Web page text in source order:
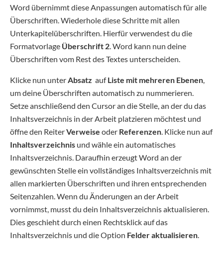
Word übernimmt diese Anpassungen automatisch für alle
Überschriften. Wiederhole diese Schritte mit allen
Unterkapitelüberschriften. Hierfür verwendest du die
Formatvorlage Überschrift 2. Word kann nun deine
Überschriften vom Rest des Textes unterscheiden.
Klicke nun unterAbsatz aufListe mit mehreren Ebenen,
um deine Überschriften automatisch zu nummerieren.
Setze anschließend den Cursor an die Stelle, an der du das
Inhaltsverzeichnis in der Arbeit platzieren möchtest und
öffne den ReiterVerweise oder Referenzen. Klicke nun auf
Inhaltsverzeichnis und wähle ein automatisches
Inhaltsverzeichnis. Daraufhin erzeugt Word an der
gewünschten Stelle ein vollständiges Inhaltsverzeichnis mit
allen markierten Überschriften und ihren entsprechenden
Seitenzahlen. Wenn du Änderungen an der Arbeit
vornimmst, musst du dein Inhaltsverzeichnis aktualisieren.
Dies geschieht durch einen Rechtsklick auf das
Inhaltsverzeichnis und die Option Felder aktualisieren.